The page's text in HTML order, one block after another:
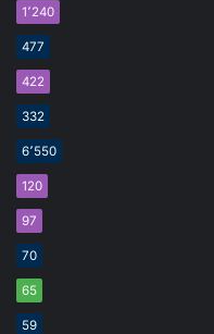
1٬240
477
422
332
6٬550
120
97
70
65
59